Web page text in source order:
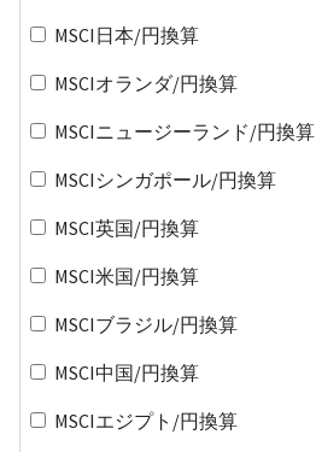
MSCI日本/円換算
MSCIオランダ/円換算
MSCIニュージーランド/円換算
MSCIシンガポール/円換算
MSCI英国/円換算
MSCI米国/円換算
MSCIブラジル/円換算
MSCI中国/円換算
MSCIエジプト/円換算